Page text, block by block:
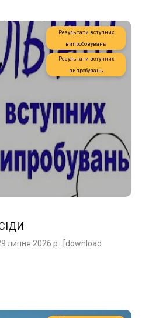
Результати вступних
випробовувань
Результати вступних
випробувань
липня 2026 р. [download